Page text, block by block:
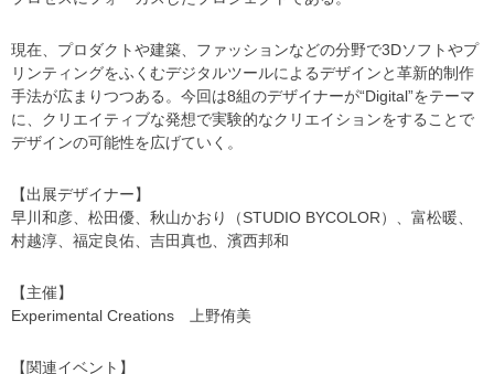
現在、プロダクトや建築、ファッションなどの分野で3Dソフトやプ
リンティングをふくむデジタルツールによるデザインと革新的制作
手法が広まりつつある。今回は8組のデザイナーが“Digital”をテーマ
に、クリエイティブな発想で実験的なクリエイションをすることで
デザインの可能性を広げていく。
【出展デザイナー】
早川和彦、松田優、秋山かおり（STUDIO BYCOLOR）、富松暖、
村越淳、福定良佑、吉田真也、濱西邦和
【主催】
Experimental Creations 上野侑美
【関連イベント】